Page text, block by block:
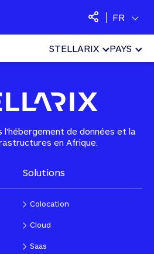
FR
STELLARIX PAYS
l'hébergement de données et la
en Afrique.
Solutions
Colocation
Cloud
Saas